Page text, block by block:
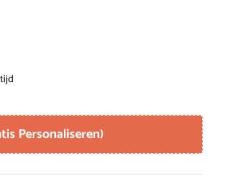
Personaliseren)